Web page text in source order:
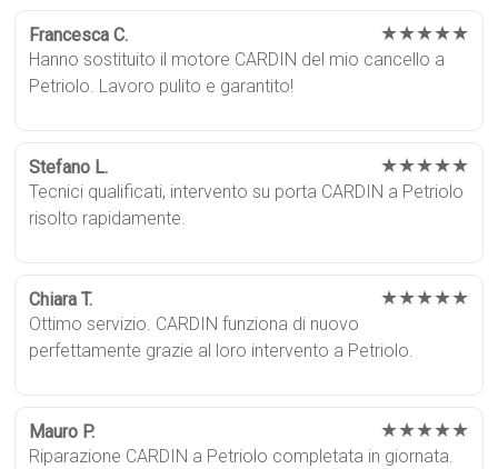
Francesca C. ★★★★★
Hanno sostituito il motore CARDIN del mio cancello a
Petriolo. Lavoro pulito e garantito!
Stefano L. ★★★★★
Tecnici qualificati, intervento su porta CARDIN a Petriolo
risolto rapidamente.
Chiara T. ★★★★★
Ottimo servizio. CARDIN funziona di nuovo
perfettamente grazie al loro intervento a Petriolo.
Mauro P. ★★★★★
Riparazione CARDIN a Petriolo completata in giornata.